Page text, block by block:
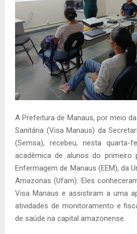
A Prefeitura de Manaus, por meio
Sanitária (Visa Manaus) da
(Semsa), recebeu, nesta quarta-
acadêmica de alunos do primeiro
Enfermagem de Manaus (EEM), da
Amazonas (Ufam). Eles
Visa Manaus e assistiram a uma
atividades de monitoramento e
de saúde na capital amazonense.